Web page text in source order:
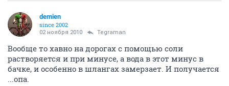
demien
since 2002
02 ноября 2010 Tegraman
Вообще то хавно на дорогах с помощью соли
растворяется и при минусе, а вода в этот минус в
бачке, и особенно в шлангах замерзает. И получается
...опа.